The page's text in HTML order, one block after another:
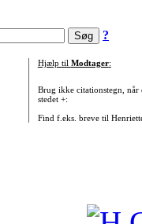
?
Hjælp til Modtager:
Brug ikke citationstegn, når
stedet +:
Find f.eks. breve til